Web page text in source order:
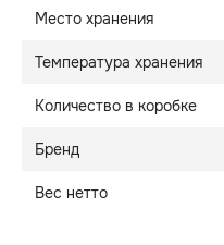
Место хранения
Температура хранения
Количество в коробке
Бренд
Вес нетто